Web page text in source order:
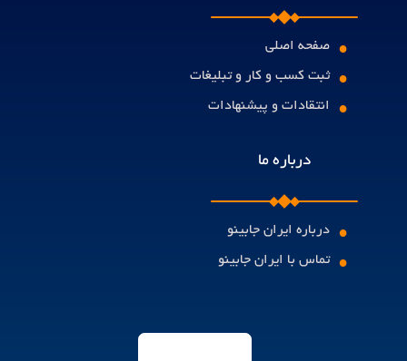
• صفحه اصلی
• ثبت کسب و کار و تبلیغات
• انتقادات و پیشنهادات
درباره ما
• درباره ایران جابینو
• تماس با ایران جابینو